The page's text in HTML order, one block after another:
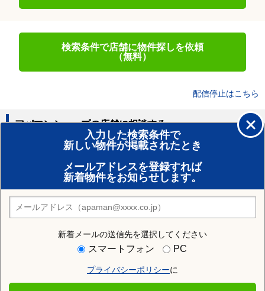
検索条件で店舗に物件探しを依頼
（無料）
配信停止はこちら
入力した検索条件で
新しい物件が掲載されたとき
メールアドレスを登録すれば
新着物件をお知らせします。
新着メールの送信先を選択してください
スマートフォン PC
プライバシーポリシーに
アパマンショップの店舗に相談する
賃貸のプロがお部屋探し！
おまかせ物件リクエスト
住みたい街の店舗を探す
店舗検索
住む街研究所で夕張市の情報を見る